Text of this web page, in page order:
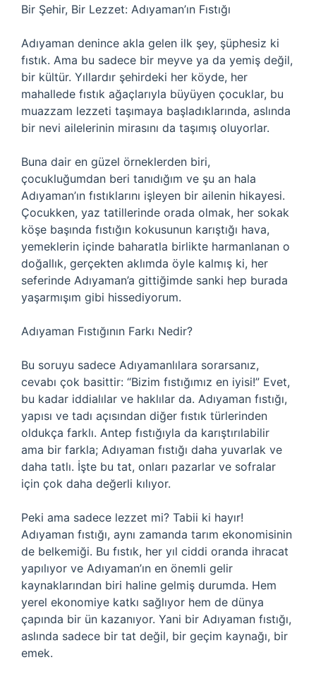
Bir Şehir, Bir Lezzet: Adıyaman’ın Fıstığı
Adıyaman denince akla gelen ilk şey, şüphesiz ki
fıstık. Ama bu sadece bir meyve ya da yemiş değil,
bir kültür. Yıllardır şehirdeki her köyde, her
mahallede fıstık ağaçlarıyla büyüyen çocuklar, bu
muazzam lezzeti taşımaya başladıklarında, aslında
bir nevi ailelerinin mirasını da taşımış oluyorlar.
Buna dair en güzel örneklerden biri,
çocukluğumdan beri tanıdığım ve şu an hala
Adıyaman’ın fıstıklarını işleyen bir ailenin hikayesi.
Çocukken, yaz tatillerinde orada olmak, her sokak
köşe başında fıstığın kokusunun karıştığı hava,
yemeklerin içinde baharatla birlikte harmanlanan o
doğallık, gerçekten aklımda öyle kalmış ki, her
seferinde Adıyaman’a gittiğimde sanki hep burada
yaşarmışım gibi hissediyorum.
Adıyaman Fıstığının Farkı Nedir?
Bu soruyu sadece Adıyamanlılara sorarsanız,
cevabı çok basittir: “Bizim fıstığımız en iyisi!” Evet,
bu kadar iddialılar ve haklılar da. Adıyaman fıstığı,
yapısı ve tadı açısından diğer fıstık türlerinden
oldukça farklı. Antep fıstığıyla da karıştırılabilir
ama bir farkla; Adıyaman fıstığı daha yuvarlak ve
daha tatlı. İşte bu tat, onları pazarlar ve sofralar
için çok daha değerli kılıyor.
Peki ama sadece lezzet mi? Tabii ki hayır!
Adıyaman fıstığı, aynı zamanda tarım ekonomisinin
de belkemiği. Bu fıstık, her yıl ciddi oranda ihracat
yapılıyor ve Adıyaman’ın en önemli gelir
kaynaklarından biri haline gelmiş durumda. Hem
yerel ekonomiye katkı sağlıyor hem de dünya
çapında bir ün kazanıyor. Yani bir Adıyaman fıstığı,
aslında sadece bir tat değil, bir geçim kaynağı, bir
emek.